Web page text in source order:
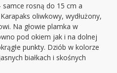
rosną do 15 cm a
oliwkowy, wydłużony,
Na głowie plamka w
pod okiem jak i na dolnej
punkty. Dziób w kolorze
białkach i skośnych